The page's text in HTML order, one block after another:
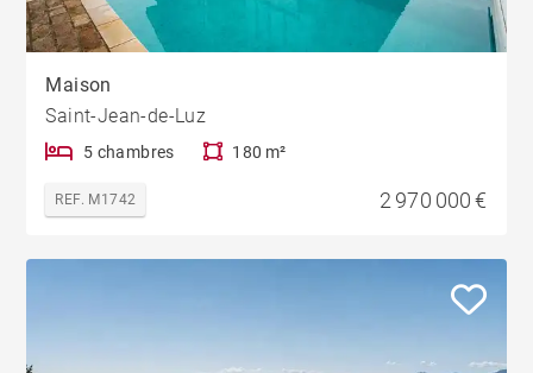
Maison
Saint-Jean-de-Luz
5 chambres 180 m²
REF. M1742 2 970 000 €